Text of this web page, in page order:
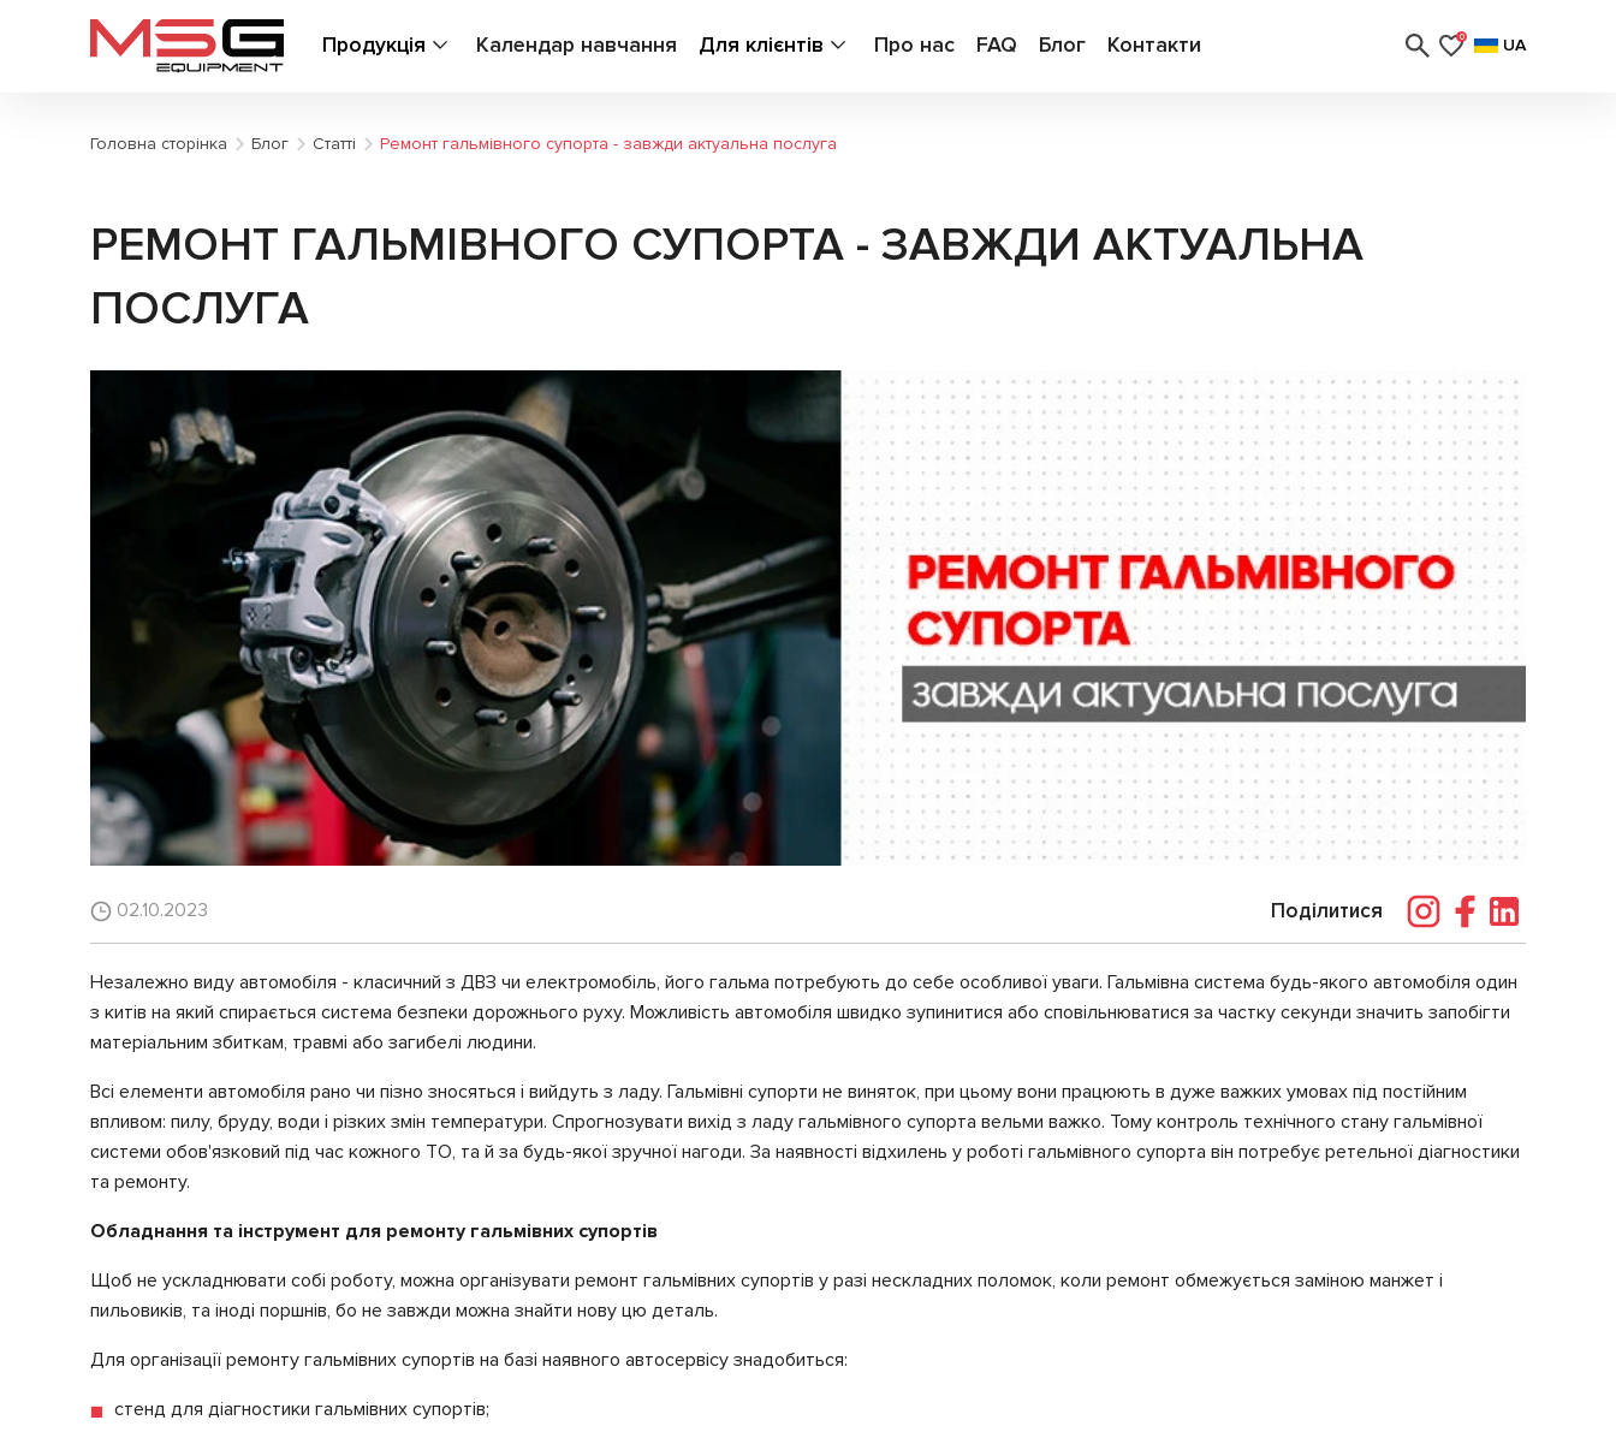
Продукція Календар навчання Для клієнтів Про нас FAQ Блог Контакти 0 UA
Головна сторінка Блог Статті Ремонт гальмівного супорта - завжди актуальна послуга
РЕМОНТ ГАЛЬМІВНОГО СУПОРТА - ЗАВЖДИ АКТУАЛЬНА
ПОСЛУГА
02.10.2023 Поділитися
Незалежно виду автомобіля - класичний з ДВЗ чи електромобіль, його гальма потребують до себе особливої уваги. Гальмівна система будь-якого автомобіля один
з китів на який спирається система безпеки дорожнього руху. Можливість автомобіля швидко зупинитися або сповільнюватися за частку секунди значить запобігти
матеріальним збиткам, травмі або загибелі людини.
Всі елементи автомобіля рано чи пізно зносяться і вийдуть з ладу. Гальмівні супорти не виняток, при цьому вони працюють в дуже важких умовах під постійним
впливом: пилу, бруду, води і різких змін температури. Спрогнозувати вихід з ладу гальмівного супорта вельми важко. Тому контроль технічного стану гальмівної
системи обов'язковий під час кожного ТО, та й за будь-якої зручної нагоди. За наявності відхилень у роботі гальмівного супорта він потребує ретельної діагностики
та ремонту.
Обладнання та інструмент для ремонту гальмівних супортів
Щоб не ускладнювати собі роботу, можна організувати ремонт гальмівних супортів у разі нескладних поломок, коли ремонт обмежується заміною манжет і
пильовиків, та іноді поршнів, бо не завжди можна знайти нову цю деталь.
Для організації ремонту гальмівних супортів на базі наявного автосервісу знадобиться:
стенд для діагностики гальмівних супортів;